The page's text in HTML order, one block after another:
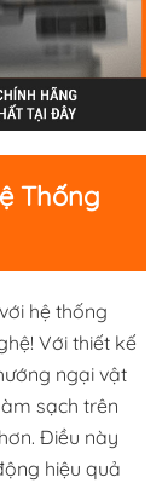
Thống
hệ thống
Với thiết kế
ngại vật
sạch trên
Điều này
hiệu quả